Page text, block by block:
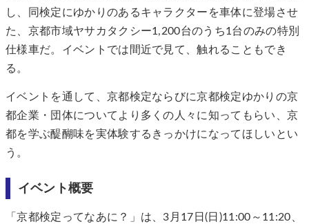
し、同検定にゆかりのあるキャラクターを車体に登場させ
た、京都市域ヤサカタクシー1,200台のうち1台のみの特別
仕様車だ。イベントでは間近で見て、触れることもでき
る。
イベントを通して、京都検定ならびに京都検定ゆかりの京
都企業・団体についてより多くの人々に知ってもらい、京
都を学ぶ醍醐味を実体験するきっかけになってほしいとい
う。
イベント概要
「京都検定ってなあに？」は、3月17日(日)11:00～11:20、